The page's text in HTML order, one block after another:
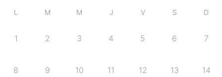
L M M J V S D
1 2 3 4 5 6 7
8 9 10 11 12 13 14